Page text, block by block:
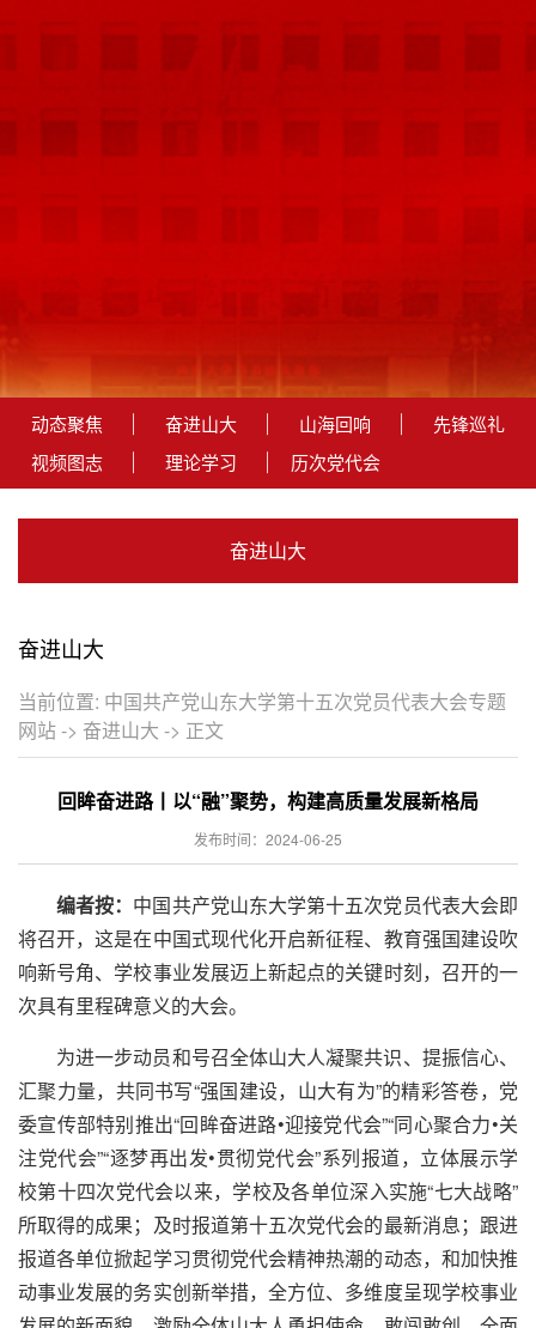
动态聚焦 奋进山大 山海回响
先锋巡礼
视频图志
理论学习 历次党代会
奋进山大
奋进山大
当前位置: 中国共产党山东大学第十五次党员代表大会专题
网站-> 奋进山大 -> 正文
回眸奋进路丨以“融”聚势，构建高质量发展新格局
发布时间：2024-06-25
编者按： 中国共产党山东大学第十五次党员代表大会即
将召开，这是在中国式现代化开启新征程、教育强国建设吹
响新号角、学校事业发展迈上新起点的关键时刻，召开的一
次具有里程碑意义的大会。
为进一步动员和号召全体山大人凝聚共识、提振信心、
汇聚力量，共同书写“强国建设，山大有为”的精彩答卷，党
委宣传部特别推出“回眸奋进路•迎接党代会”“同心聚合力•关
注党代会”“逐梦再出发•贯彻党代会”系列报道，立体展示学
校第十四次党代会以来，学校及各单位深入实施“七大战略”
所取得的成果；及时报道第十五次党代会的最新消息；跟进
报道各单位掀起学习贯彻党代会精神热潮的动态，和加快推
动事业发展的务实创新举措，全方位、多维度呈现学校事业